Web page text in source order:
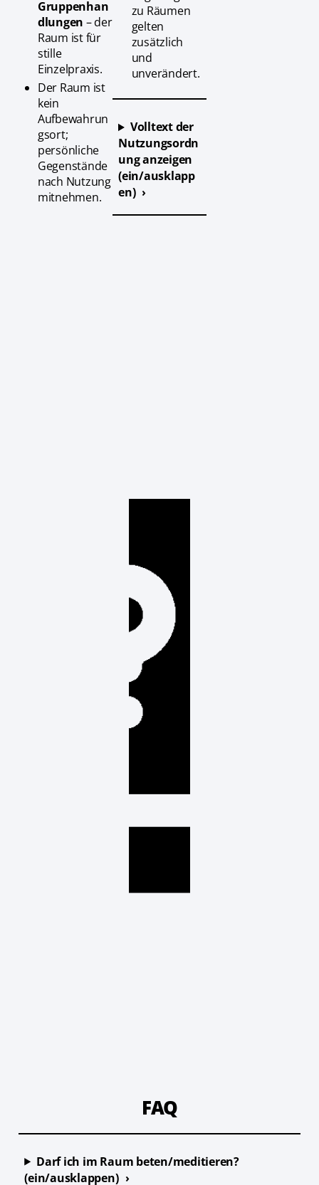
Gruppenhan
dlungen – der
Raum ist für
stille
Einzelpraxis.
Der Raum ist
kein
Aufbewahrun
gsort;
persönliche
Gegenstände
nach Nutzung
mitnehmen.
zu Räumen
gelten
zusätzlich
und
unverändert.
Volltext der
Nutzungsordn
ung anzeigen
(ein/ausklapp
en)
FAQ
Darf ich im Raum beten/meditieren?
(ein/ausklappen)